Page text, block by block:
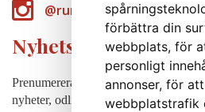
förbättra din
webbplats, för
personligt
annonser, för
webbplatstrafik
@runabergsfroer
Nyhetsbrev
Prenumerera på vårt nyhetsbrev för att
nyheter, odlingstips m.m.